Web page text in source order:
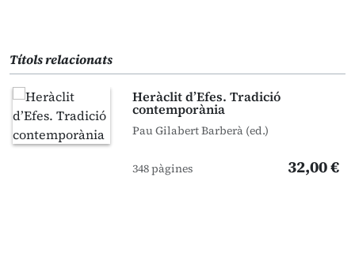
Títols relacionats
Heràclit d’Efes. Tradició
contemporània
Pau Gilabert Barberà (ed.)
348 pàgines 32,00 €